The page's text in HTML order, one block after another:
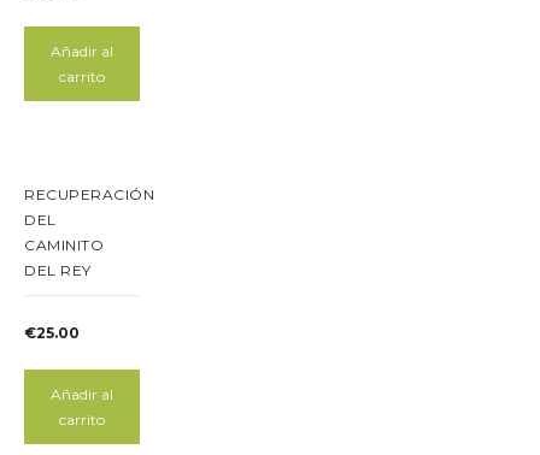
Añadir al
carrito
RECUPERACIÓN
DEL
CAMINITO
DEL REY
€25.00
Añadir al
carrito